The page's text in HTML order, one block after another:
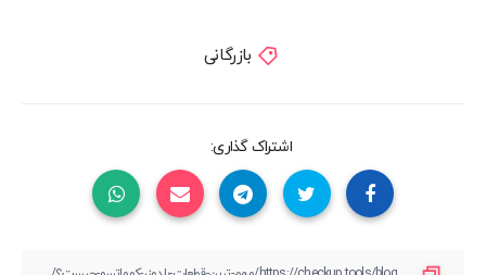
بازرگانی
اشتراک گذاری: